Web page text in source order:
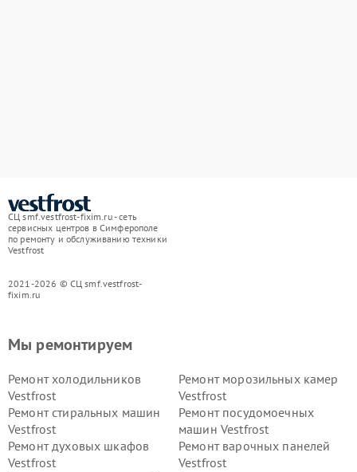
СЦ smf.vestfrost-fixim.ru - сеть
сервисных центров в Симферополе
по ремонту и обслуживанию техники
Vestfrost
2021-2026 © СЦ smf.vestfrost-
fixim.ru
Мы ремонтируем
Ремонт холодильников
Vestfrost
Ремонт морозильных камер
Vestfrost
Ремонт стиральных машин
Vestfrost
Ремонт посудомоечных
машин Vestfrost
Ремонт духовых шкафов
Vestfrost
Ремонт варочных панелей
Vestfrost